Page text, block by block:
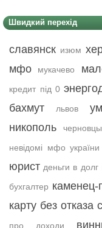
Швидкий перехід
славянск изюм
мфо
мукачево
кредит під 0
бахмут львов
никополь черновцы
невідомі мфо україни
юрист деньги в долг
бухгалтер каменец-
карту без отказа
про доходи